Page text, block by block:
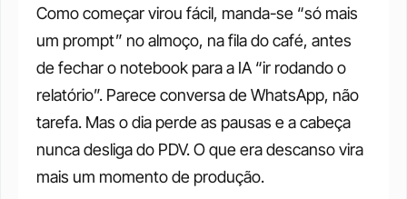
Como começar virou fácil, manda-se “só mais
um prompt” no almoço, na fila do café, antes
de fechar o notebook para a IA “ir rodando o
relatório”. Parece conversa de WhatsApp, não
tarefa. Mas o dia perde as pausas e a cabeça
nunca desliga do PDV. O que era descanso vira
mais um momento de produção.